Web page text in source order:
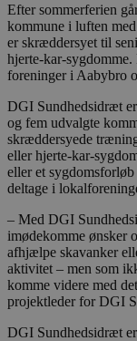
Efter sommerferien
kommune i luften
er skræddersyet til
hjerte-kar-
foreninger i Aabybro
DGI Sundhedsidræt
og fem udvalgte
skræddersyede
eller hjerte-kar-
eller et
deltage i
– Med DGI
imødekomme ønsker
afhjælpe skavanker
aktivitet – men som
komme videre med
projektleder for DGI
DGI Sundhedsidræt